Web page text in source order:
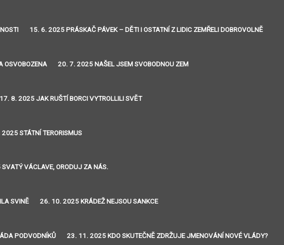
15. 6. 2025 PRÁSKAČ PÁVEK – DĚTI I OSTATNÍ Z LIDIC ZEMŘELI DOBROVOLNĚ
OSVOBOZENA 20. 7. 2025 NAŠEL JSEM SVOBODNOU ZEM
17. 8. 2025 JAK RUŠTÍ BORCI VYTROLLILI SVĚT
STÁTNÍ TERORISMUS
VÁCLAVE, ORODUJ ZA NÁS.
SVINĚ 26. 10. 2025 KRÁDEŽ NEJSOU SANKCE
PODVODNÍKŮ 23. 11. 2025 KDO SKUTEČNĚ ZDRŽUJE JMENOVÁNÍ NOVÉ VLÁDY?